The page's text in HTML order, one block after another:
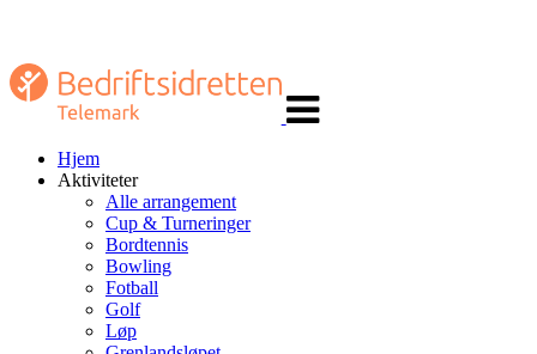
navigasjon
Hjem
Aktiviteter
Alle arrangement
Cup & Turneringer
Bordtennis
Bowling
Fotball
Golf
Løp